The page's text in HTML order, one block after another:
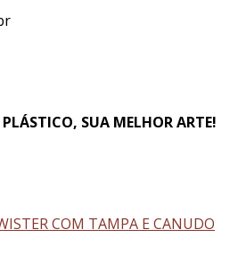
SUA MELHOR ARTE!
COM TAMPA E CANUDO